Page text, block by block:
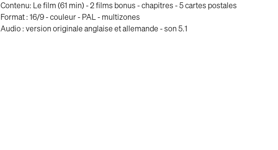
Contenu: Le film (61 min) - 2 films bonus - chapitres - 5 cartes postales
Format : 16/9 - couleur - PAL - multizones
Audio : version originale anglaise et allemande - son 5.1